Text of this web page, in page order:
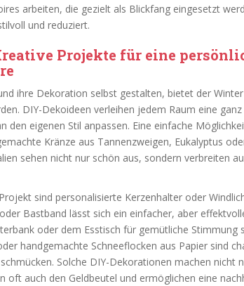
arbeiten, die gezielt als Blickfang eingesetzt
und reduziert.
Projekte für eine
ihre Dekoration selbst gestalten, bietet der
DIY-Dekoideen verleihen jedem Raum eine
den eigenen Stil anpassen. Eine einfache
Kränze aus Tannenzweigen, Eukalyptus
sehen nicht nur schön aus, sondern verbreiten
sind personalisierte Kerzenhalter oder
Bastband lässt sich ein einfacher, aber
oder dem Esstisch für gemütliche Stimmung
handgemachte Schneeflocken aus Papier sind
Solche DIY-Dekorationen machen nicht
oft auch den Geldbeutel und ermöglichen eine